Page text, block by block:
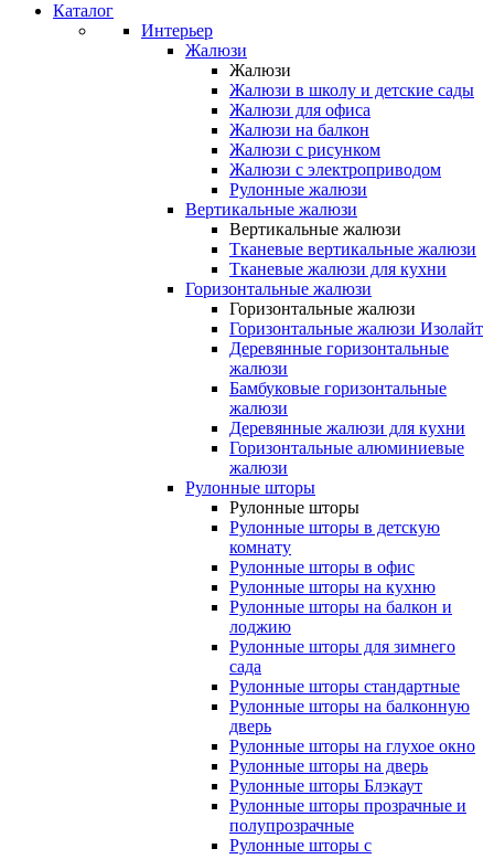
Каталог
Интерьер
Жалюзи
Жалюзи
Жалюзи в школу и детские сады
Жалюзи для офиса
Жалюзи на балкон
Жалюзи с рисунком
Жалюзи с электроприводом
Рулонные жалюзи
Вертикальные жалюзи
Вертикальные жалюзи
Тканевые вертикальные жалюзи
Тканевые жалюзи для кухни
Горизонтальные жалюзи
Горизонтальные жалюзи
Горизонтальные жалюзи Изолайт
Деревянные горизонтальные
жалюзи
Бамбуковые горизонтальные
жалюзи
Деревянные жалюзи для кухни
Горизонтальные алюминиевые
жалюзи
Рулонные шторы
Рулонные шторы
Рулонные шторы в детскую
комнату
Рулонные шторы в офис
Рулонные шторы на кухню
Рулонные шторы на балкон и
лоджию
Рулонные шторы для зимнего
сада
Рулонные шторы стандартные
Рулонные шторы на балконную
дверь
Рулонные шторы на глухое окно
Рулонные шторы на дверь
Рулонные шторы Блэкаут
Рулонные шторы прозрачные и
полупрозрачные
Рулонные шторы с